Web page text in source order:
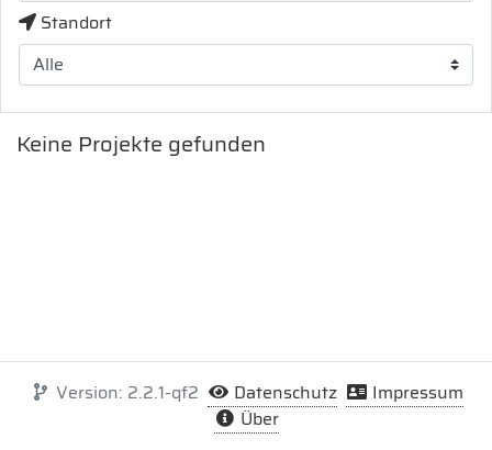
Standort
Keine Projekte gefunden
Version: 2.2.1-qf2 Datenschutz
Impressum
Über